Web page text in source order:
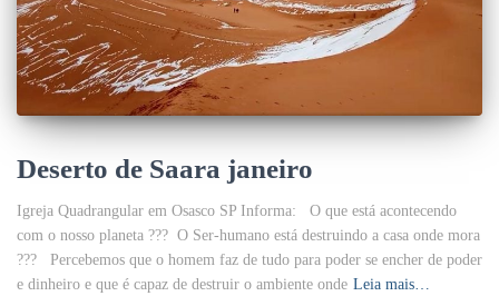
Deserto de Saara janeiro
Igreja Quadrangular em Osasco SP Informa: O que está acontecendo
com o nosso planeta ??? O Ser-humano está destruindo a casa onde mora
??? Percebemos que o homem faz de tudo para poder se encher de poder
e dinheiro e que é capaz de destruir o ambiente onde Leia mais…